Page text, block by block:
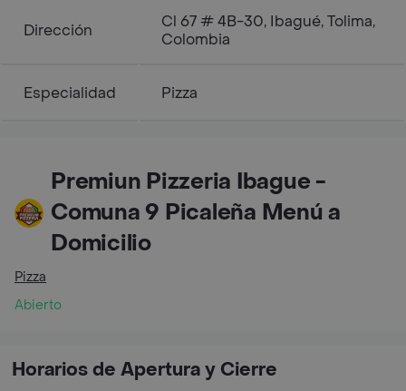
Dirección
Cl 67 # 4B-30, Ibagué, Tolima,
Colombia
Especialidad Pizza
Premiun Pizzeria Ibague -
Comuna 9 Picaleña Menú a
Domicilio
Pizza
Abierto
Horarios de Apertura y Cierre